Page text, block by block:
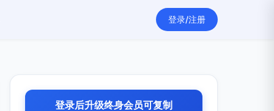
登录/注册
登录后升级终身会员可复制